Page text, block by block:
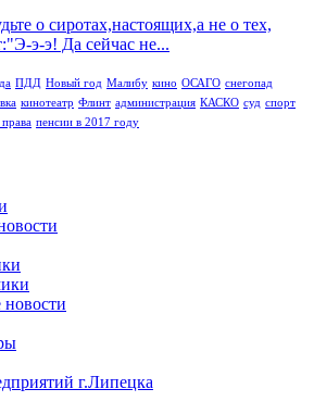
о сиротах,настоящих,а не о тех,
э-э! Да сейчас не...
ПДД Новый год Малибу кино ОСАГО снегопад
кинотеатр Флинт администрация КАСКО суд спорт
права пенсии в 2017 году
г.Липецка